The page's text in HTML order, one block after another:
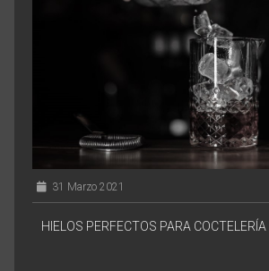
31 Marzo 2021
HIELOS PERFECTOS PARA COCTELERÍA